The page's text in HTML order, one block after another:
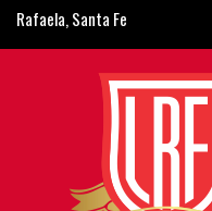
Rafaela, Santa Fe